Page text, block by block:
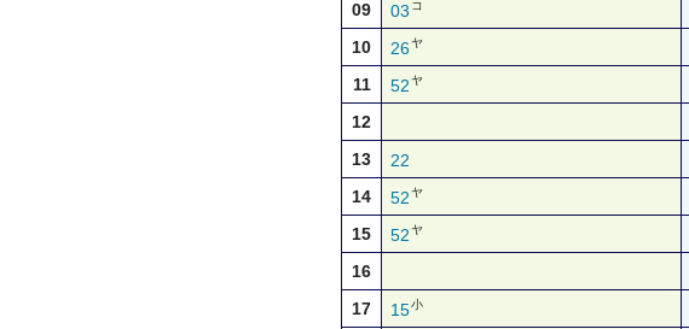
09 03 コ
10 26ヤ
11 52ヤ
12
13 22
14
52ヤ
15 52ヤ
16
17
15小